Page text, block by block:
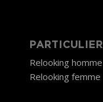
PARTICULIER
Relooking homme
Relooking femme